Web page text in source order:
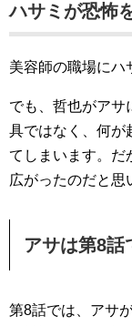
ハサミが恐怖
美容師の職場にハ
でも、哲也がアサ
具ではなく、何が
てしまいます。だ
広がったのだと思
アサは第8話
第8話では、アサ